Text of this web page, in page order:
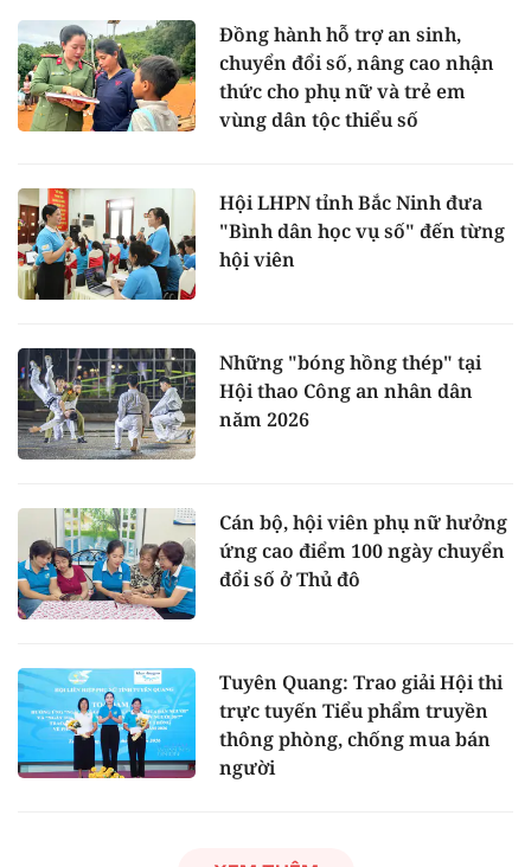
Đồng hành hỗ trợ an sinh,
chuyển đổi số, nâng cao nhận
thức cho phụ nữ và trẻ em
vùng dân tộc thiểu số
Hội LHPN tỉnh Bắc Ninh đưa
"Bình dân học vụ số" đến từng
hội viên
Những "bóng hồng thép" tại
Hội thao Công an nhân dân
năm 2026
Cán bộ, hội viên phụ nữ hưởng
ứng cao điểm 100 ngày chuyển
đổi số ở Thủ đô
Tuyên Quang: Trao giải Hội thi
trực tuyến Tiểu phẩm truyền
thông phòng, chống mua bán
người